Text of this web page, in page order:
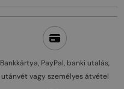
Bankkártya, PayPal, banki utalás,
utánvét vagy személyes átvétel